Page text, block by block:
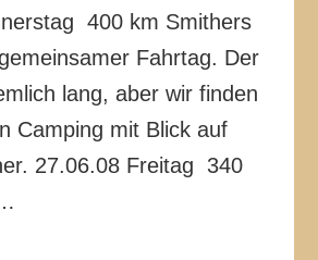
400 km Smithers
Fahrtag. Der
lang, aber wir finden
Camping mit Blick auf
27.06.08 Freitag 340